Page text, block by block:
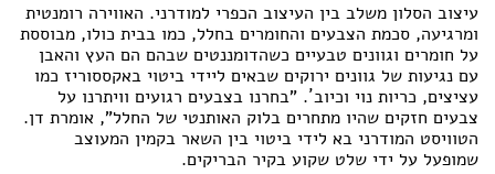
עיצוב הסלון משלב בין העיצוב הכפרי למודרני. האווירה רומנטית
ומרגיעה, סכמת הצבעים והחומרים בחלל, כמו בבית כולו, מבוססת
על חומרים וגוונים טבעיים כשהדומננטים שבהם הם העץ והאבן
עם נגיעות של גוונים ירוקים שבאים ליידי ביטוי באקססוריז כמו
עציצים, כריות נוי וכיוב´. "בחרנו בצבעים רגועים וויתרנו על
צבעים חזקים שהיו מתחרים בלוק האותנטי של החלל", אומרת דן.
הטוויסט המודרני בא לידי ביטוי בין השאר בקמין המעוצב
שמופעל על ידי שלט שקוע בקיר הבריקים.